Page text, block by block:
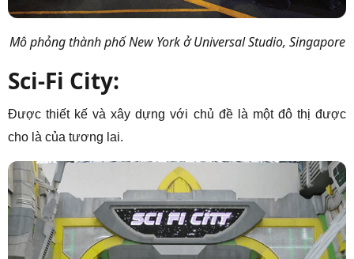
Mô phỏng thành phố New York ở Universal Studio, Singapore
Sci-Fi City:
Được thiết kế và xây dựng với chủ đề là một đô thị được
cho là của tương lai.